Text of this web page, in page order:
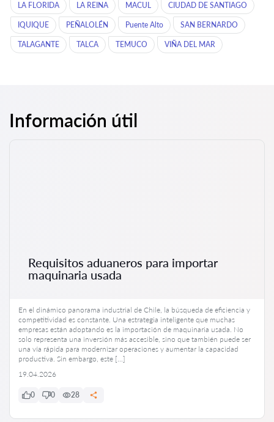
LA FLORIDA LA REINA MACUL CIUDAD DE SANTIAGO
IQUIQUE PEÑALOLÉN Puente Alto SAN BERNARDO
TALAGANTE TALCA TEMUCO VIÑA DEL MAR
Información útil
Requisitos aduaneros para importar
maquinaria usada
En el dinámico panorama industrial de Chile, la búsqueda de eficiencia y
competitividad es constante. Una estrategia inteligente que muchas
empresas están adoptando es la importación de maquinaria usada. No
solo representa una inversión más accesible, sino que también puede ser
una vía rápida para modernizar operaciones y aumentar la capacidad
productiva. Sin embargo, este […]
19.04.2026
0 0 28